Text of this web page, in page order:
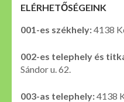
ELÉRHETŐSÉGEINK
001-es székhely:4138
002-es telephely és
Sándor u. 62.
003-as telephely:4138